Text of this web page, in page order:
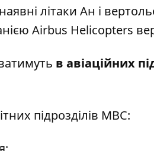
літаки Ан і
Airbus Helicopters
в авіаційних
підрозділів МВС: